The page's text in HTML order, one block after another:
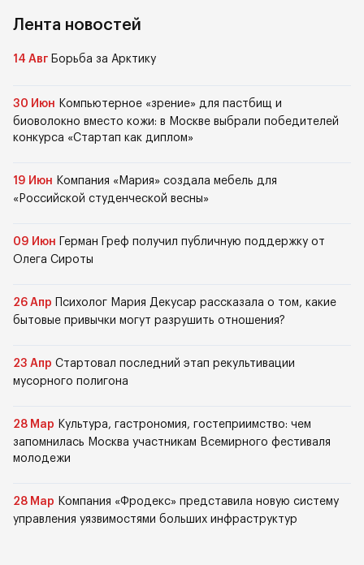
Лента новостей
14 Авг Борьба за Арктику
30 Июн Компьютерное «зрение» для пастбищ и
биоволокно вместо кожи: в Москве выбрали победителей
конкурса «Стартап как диплом»
19 Июн Компания «Мария» создала мебель для
«Российской студенческой весны»
09 Июн
Герман Греф получил публичную поддержку от
Олега Сироты
26 Апр
Психолог Мария Декусар рассказала о том, какие
бытовые привычки могут разрушить отношения?
23 Апр Стартовал последний этап рекультивации
мусорного полигона
28 Мар Культура, гастрономия, гостеприимство: чем
запомнилась Москва участникам Всемирного фестиваля
молодежи
28 Мар Компания «Фродекс» представила новую систему
управления уязвимостями больших инфраструктур